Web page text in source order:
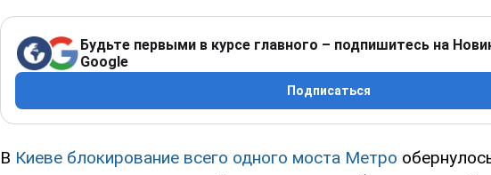
Будьте первыми в курсе главного – подпишитесь на
Google
Подписаться
В Киеве блокирование всего одного моста Метро